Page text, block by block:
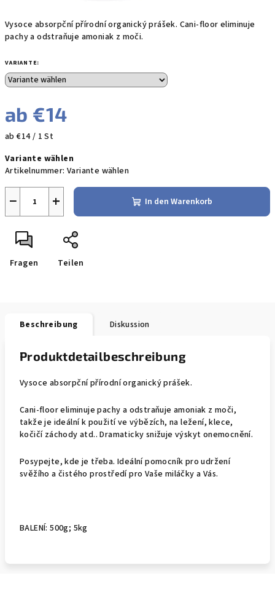
Vysoce absorpční přírodní organický prášek. Cani-floor eliminuje
pachy a odstraňuje amoniak z moči.
VARIANTE:
ab €14
Verkaufspreis:
ab €14 / 1 St
Variante wählen
Artikelnummer: Variante wählen
+
− In den Warenkorb
Fragen Teilen
Beschreibung Diskussion
Produktdetailbeschreibung
Vysoce absorpční přírodní organický prášek.
Cani-floor eliminuje pachy a odstraňuje amoniak z moči,
takže je ideální k použití ve výbězích, na ležení, klece,
kočičí záchody atd.. Dramaticky snižuje výskyt onemocnění.
Posypejte, kde je třeba. Ideální pomocník pro udržení
svěžího a čistého prostředí pro Vaše miláčky a Vás.
BALENÍ: 500g; 5kg